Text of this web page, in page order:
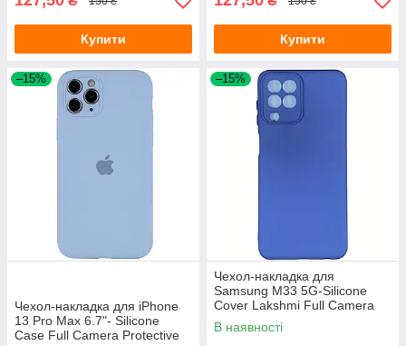
Купити Купити
–15%
Чехол-накладка для iPhone
13 Pro Max 6.7"- Silicone
Case Full Camera Protective
–15%
Чехол-накладка для
Samsung M33 5G-Silicone
Cover Lakshmi Full Camera
темно-синий
В наявності